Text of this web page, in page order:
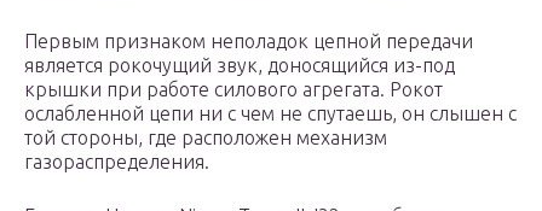
Первым признаком неполадок цепной передачи
является рокочущий звук, доносящийся из-под
крышки при работе силового агрегата. Рокот
ослабленной цепи ни с чем не спутаешь, он слышен с
той стороны, где расположен механизм
газораспределения.